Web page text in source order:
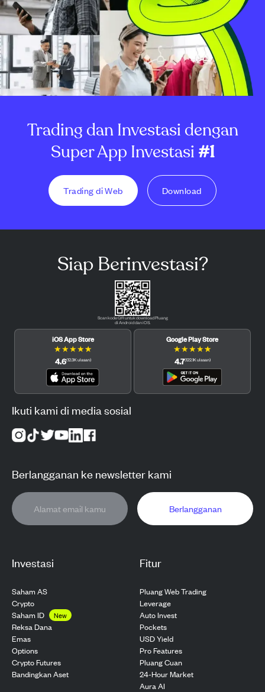
Trading dan Investasi dengan
Super App Investasi#1
Trading di Web Download
Investasi
Saham AS
Crypto
Saham ID
New
Reksa Dana
Emas
Options
Crypto Futures
Bandingkan Aset
Fitur
Pluang Web Trading
Leverage
Auto Invest
Pockets
USD Yield
Pro Features
Pluang Cuan
24-Hour Market
Aura AI
Siap Berinvestasi?
Scan kode QR untuk download Pluang
di Android dan iOS.
iOS App Store
★★★★★
4.6(12.3Kulasan)
Google Play Store
★★★★★
4.7(122.1Kulasan)
Ikuti kami di media sosial
Berlangganan ke newsletter kami
Berlangganan